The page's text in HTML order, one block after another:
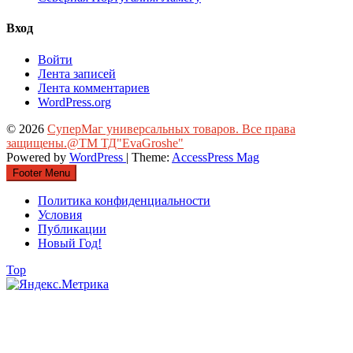
Вход
Войти
Лента записей
Лента комментариев
WordPress.org
© 2026 СуперМаг универсальных товаров. Все права
защищены.@ТМ ТД"EvaGroshe"
Powered by WordPress | Theme: AccessPress Mag
Footer Menu
Политика конфиденциальности
Условия
Публикации
Новый Год!
Top